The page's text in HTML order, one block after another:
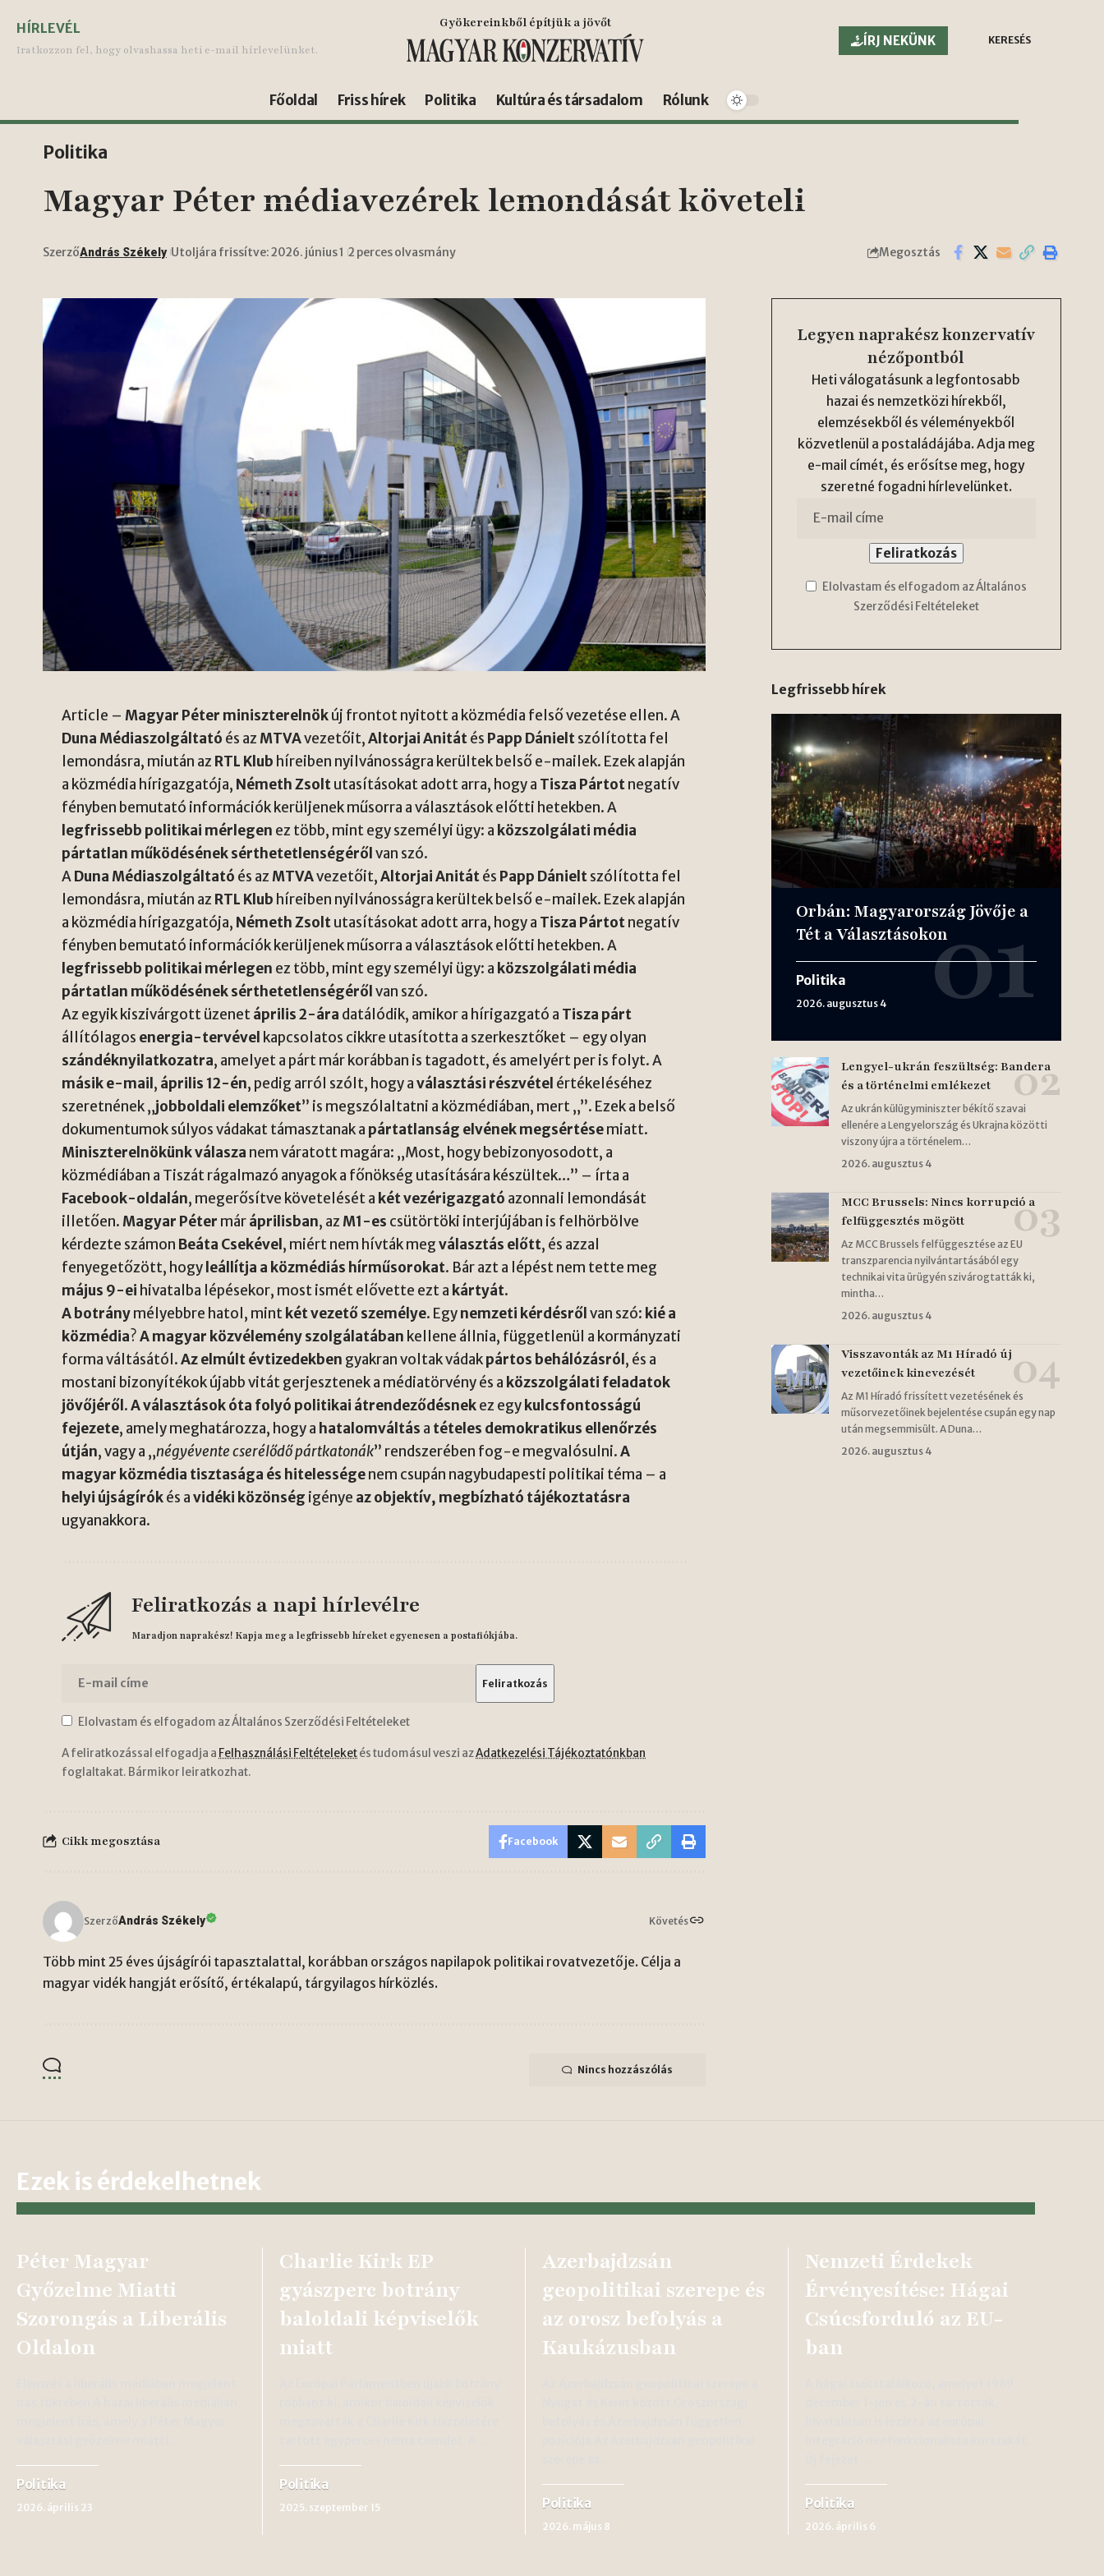
HÍRLEVÉL
Iratkozzon fel, hogy olvashassa heti e-mail hírlevelünket.
Gyökereinkből építjük a jövőt
ÍRJ NEKÜNK
KERESÉS
Főoldal Friss hírek Politika Kultúra és társadalom Rólunk
Politika
Magyar Péter médiavezérek lemondását követeli
SzerzőAndrás Székely Utoljára frissítve: 2026. június 1 2 perces olvasmány Megosztás
Article –Magyar Péter miniszterelnökúj frontot nyitott a közmédia felső vezetése ellen. A
Duna Médiaszolgáltató és azMTVAvezetőit,Altorjai Anitátés Papp Dánieltszólította fel
lemondásra, miután az RTL Klub híreiben nyilvánosságra kerültek belső e-mailek. Ezek alapján
a közmédia hírigazgatója, Németh Zsoltutasításokat adott arra, hogy a Tisza Pártotnegatív
fényben bemutató információk kerüljenek műsorra a választások előtti hetekben. A
legfrissebb politikai mérlegen ez több, mint egy személyi ügy: a közszolgálati média
pártatlan működésének sérthetetlenségéről van szó.
ADuna Médiaszolgáltató és azMTVAvezetőit,Altorjai Anitátés Papp Dánieltszólította fel
lemondásra, miután az RTL Klub híreiben nyilvánosságra kerültek belső e-mailek. Ezek alapján
a közmédia hírigazgatója, Németh Zsoltutasításokat adott arra, hogy a Tisza Pártotnegatív
fényben bemutató információk kerüljenek műsorra a választások előtti hetekben. A
legfrissebb politikai mérlegen ez több, mint egy személyi ügy: a közszolgálati média
pártatlan működésének sérthetetlenségéről van szó.
Az egyik kiszivárgott üzenetáprilis 2-ára datálódik, amikor a hírigazgató a Tisza párt
állítólagos energia-tervével kapcsolatos cikkre utasította a szerkesztőket – egy olyan
szándéknyilatkozatra, amelyet a párt már korábban is tagadott, és amelyért per is folyt. A
másik e-mail , április 12-én, pedig arról szólt, hogy aválasztási részvétel értékeléséhez
szeretnének „jobboldali elemzőket” is megszólaltatni a közmédiában, mert „”. Ezek a belső
dokumentumok súlyos vádakat támasztanak a pártatlanság elvének megsértésemiatt.
Miniszterelnökünk válasza nem váratott magára: „Most, hogy bebizonyosodott, a
közmédiában a Tiszát rágalmazó anyagok a főnökség utasítására készültek…” – írta a
Facebook-oldalán, megerősítve követelését a két vezérigazgató azonnali lemondását
illetően.Magyar Péter máráprilisban, azM1-es csütörtöki interjújában is felhörbölve
kérdezte számon Beáta Csekével , miért nem hívták megválasztás előtt, és azzal
fenyegetőzött, hogy leállítja a közmédiás hírműsorokat. Bár azt a lépést nem tette meg
május 9-ei hivatalba lépésekor, most ismét elővette ezt a kártyát.
A botránymélyebbre hatol, mint két vezető személye. Egynemzeti kérdésről van szó: kié a
közmédia?A magyar közvélemény szolgálatában kellene állnia, függetlenül a kormányzati
forma váltásától.Az elmúlt évtizedekben gyakran voltak vádakpártos behálózásról , és a
mostani bizonyítékok újabb vitát gerjesztenek a médiatörvény és a közszolgálati feladatok
jövőjéről .A választások óta folyó politikai átrendeződésnekez egy kulcsfontosságú
fejezete, amely meghatározza, hogy a hatalomváltás a tételes demokratikus ellenőrzés
útján, vagy a „négyévente cserélődő pártkatonák” rendszerében fog-e megvalósulni.A
magyar közmédia tisztasága és hitelességenem csupán nagybudapesti politikai téma – a
helyi újságírókés avidéki közönség igénye az objektív, megbízható tájékoztatásra
ugyanakkora.
Feliratkozás a napi hírlevélre
Maradjon naprakész! Kapja meg a legfrissebb híreket egyenesen a postafiókjába.
Elolvastam és elfogadom az Általános Szerződési Feltételeket
A feliratkozással elfogadja a Felhasználási Feltételeketés tudomásul veszi azAdatkezelési Tájékoztatónkban
foglaltakat. Bármikor leiratkozhat.
Cikk megosztása Facebook
SzerzőAndrás Székely Követés
Több mint 25 éves újságírói tapasztalattal, korábban országos napilapok politikai rovatvezetője. Célja a
magyar vidék hangját erősítő, értékalapú, tárgyilagos hírközlés.
Nincs hozzászólás
Legyen naprakész konzervatív
nézőpontból
Heti válogatásunk a legfontosabb
hazai és nemzetközi hírekből,
elemzésekből és véleményekből
közvetlenül a postaládájába. Adja meg
e-mail címét, és erősítse meg, hogy
szeretné fogadni hírlevelünket.
Elolvastam és elfogadom az Általános
Szerződési Feltételeket
Legfrissebb hírek
Orbán: Magyarország Jövője a
Tét a Választásokon
Politika
2026. augusztus 4
Lengyel-ukrán feszültség: Bandera
és a történelmi emlékezet
Az ukrán külügyminiszter békítő szavai
ellenére a Lengyelország és Ukrajna közötti
viszony újra a történelem…
2026. augusztus 4
MCC Brussels: Nincs korrupció a
felfüggesztés mögött
Az MCC Brussels felfüggesztése az EU
transzparencia nyilvántartásából egy
technikai vita ürügyén szivárogtatták ki,
mintha…
2026. augusztus 4
Visszavonták az M1 Híradó új
vezetőinek kinevezését
Az M1 Híradó frissített vezetésének és
műsorvezetőinek bejelentése csupán egy nap
után megsemmisült. A Duna…
2026. augusztus 4
Ezek is érdekelhetnek
Péter Magyar
Győzelme Miatti
Szorongás a Liberális
Oldalon
Politika
2026. április 23
Charlie Kirk EP
gyászperc botrány
baloldali képviselők
miatt
Politika
2025. szeptember 15
Azerbajdzsán
geopolitikai szerepe és
az orosz befolyás a
Kaukázusban
Politika
2026. május 8
Nemzeti Érdekek
Érvényesítése: Hágai
Csúcsforduló az EU-
ban
Politika
2026. április 6